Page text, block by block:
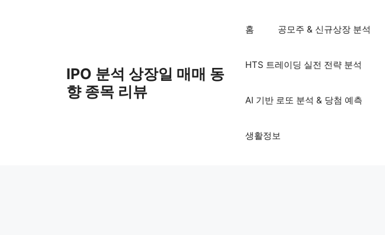
IPO 분석 상장일 매매 동
향 종목 리뷰
홈 공모주 & 신규상장 분석
HTS 트레이딩 실전 전략 분석
AI 기반 로또 분석 & 당첨 예측
생활정보